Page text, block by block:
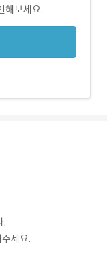
해보세요.
.
세요.